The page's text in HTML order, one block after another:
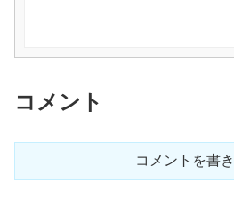
コメント
コメントを書